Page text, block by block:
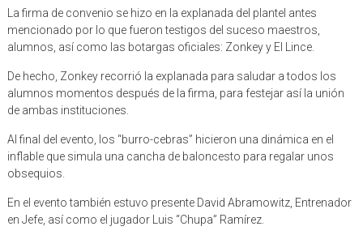
La firma de convenio se hizo en la explanada del plantel antes
mencionado por lo que fueron testigos del suceso maestros,
alumnos, así como las botargas oficiales: Zonkey y El Lince.
De hecho, Zonkey recorrió la explanada para saludar a todos los
alumnos momentos después de la firma, para festejar así la unión
de ambas instituciones.
Al final del evento, los “burro-cebras” hicieron una dinámica en el
inflable que simula una cancha de baloncesto para regalar unos
obsequios.
En el evento también estuvo presente David Abramowitz, Entrenador
en Jefe, así como el jugador Luis “Chupa” Ramírez.